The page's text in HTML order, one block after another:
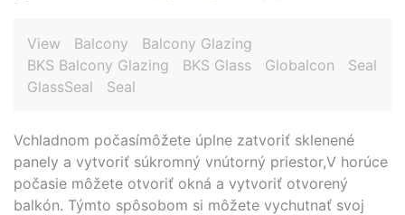
View Balcony
Balcony Glazing
BKS Balcony Glazing
BKS Glass Globalcon
Seal
GlassSeal
Seal
Vchladnom počasímôžete úplne zatvoriť sklenené
panely a vytvoriť súkromný vnútorný priestor,V horúce
počasie môžete otvoriť okná a vytvoriť otvorený
balkón. Týmto spôsobom si môžete vychutnať svoj